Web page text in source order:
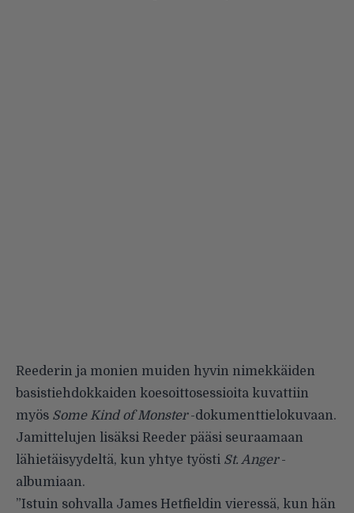
Reederin ja monien muiden hyvin nimekkäiden
basistiehdokkaiden koesoittosessioita kuvattiin
myös Some Kind of Monster-dokumenttielokuvaan.
Jamittelujen lisäksi Reeder pääsi seuraamaan
lähietäisyydeltä, kun yhtye työsti St. Anger-
albumiaan.
”Istuin sohvalla James Hetfieldin vieressä, kun hän